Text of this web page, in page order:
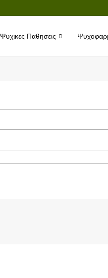
Ψυχικες Παθησεις